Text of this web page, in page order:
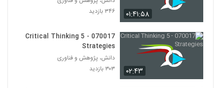
121
028131 - نظریه شبکه (Network Theory)
۶۰۳ بازدید
028132 - نظریه شبکه (Network Theory)
۵۴۰ بازدید
۰۱:۴۱:۵۸
۳۴۶ بازدید
۰۲:۴۳
070017 - 5 Critical Thinking
Strategies
دانش، پژوهش و فناوری
۳۰۳ بازدید